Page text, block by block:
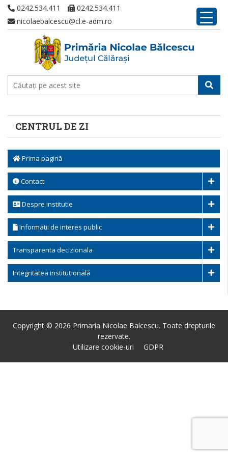
0242.534.411
0242.534.411
nicolaebalcescu@cl.e-adm.ro
CENTRUL DE ZI
Prima pagină
Contact
Despre institutie
Informatii de interes public
Transparenta decizionala
Integritatea instituțională
Copyright © 2026 Primaria Nicolae Balcescu. Toate drepturile
rezervate.
Utilizare cookie-uri
GDPR